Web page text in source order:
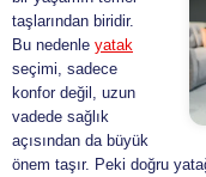
taşlarından biridir.
Bu nedenle yatak
seçimi, sadece
konfor değil, uzun
vadede sağlık
açısından da büyük
önem taşır. Peki doğru